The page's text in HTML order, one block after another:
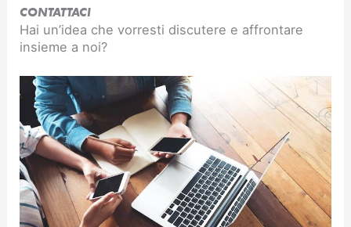
CONTATTACI
Hai un’idea che vorresti discutere e affrontare
insieme a noi?